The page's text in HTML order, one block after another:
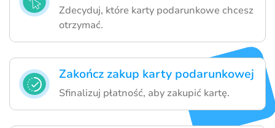
Zdecyduj, które karty podarunkowe chcesz
otrzymać.
Zakończ zakup karty podarunkowej
Sfinalizuj płatność, aby zakupić kartę.